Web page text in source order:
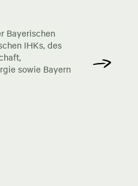
Bayerischen
IHKs, des
sowie Bayern